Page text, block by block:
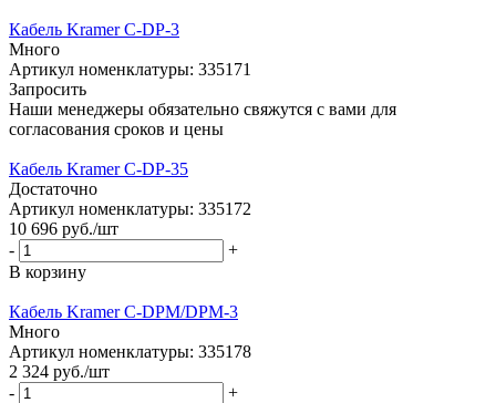
Кабель Kramer C-DP-3
Много
Артикул номенклатуры: 335171
Запросить
Наши менеджеры обязательно свяжутся с вами для
согласования сроков и цены
Кабель Kramer C-DP-35
Достаточно
Артикул номенклатуры: 335172
10 696 руб./шт
-
+
В корзину
Кабель Kramer C-DPM/DPM-3
Много
Артикул номенклатуры: 335178
2 324 руб./шт
-
+